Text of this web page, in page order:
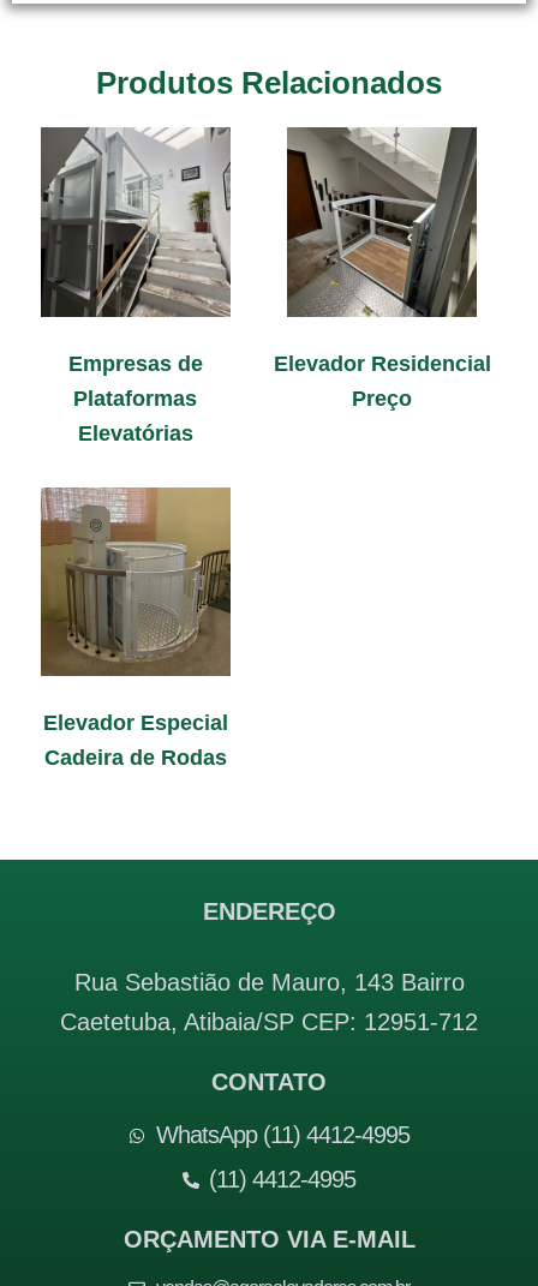
Produtos Relacionados
Empresas de
Plataformas
Elevatórias
Elevador Residencial
Preço
Elevador Especial
Cadeira de Rodas
ENDEREÇO
Rua Sebastião de Mauro, 143 Bairro
Caetetuba, Atibaia/SP CEP: 12951-712
CONTATO
WhatsApp (11) 4412-4995
(11) 4412-4995
ORÇAMENTO VIA E-MAIL